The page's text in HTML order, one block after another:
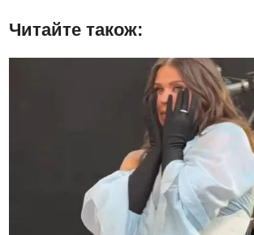
Читайте також: